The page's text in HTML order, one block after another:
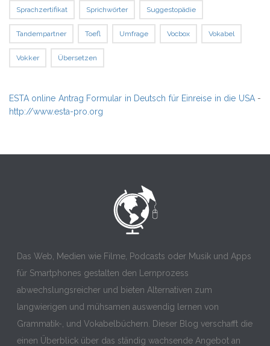
Sprachzertifikat Sprichwörter Suggestopädie
Tandempartner Toefl Umfrage Vocbox Vokabel
Vokker Übersetzen
ESTA online Antrag Formular in Deutsch für Einreise in die USA-
http://www.esta-pro.org
Das Web, Medien wie Filme, Podcasts oder Musik und Apps
für Smartphones gestalten den Lernprozess
abwechslungsreicher und bieten Alternativen zum
langwierigen und mühsamen auswendig lernen von
Grammatik-, und Vokabelbüchern. Dieser Blog verschafft die
einen Überblick über das ständig wachsende Angebot an